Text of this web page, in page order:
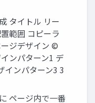
タイトル リー
範囲 コピーラ
ジデザイン ©
ンパターン1 デ
インパターン3 3
ページ内で⼀番